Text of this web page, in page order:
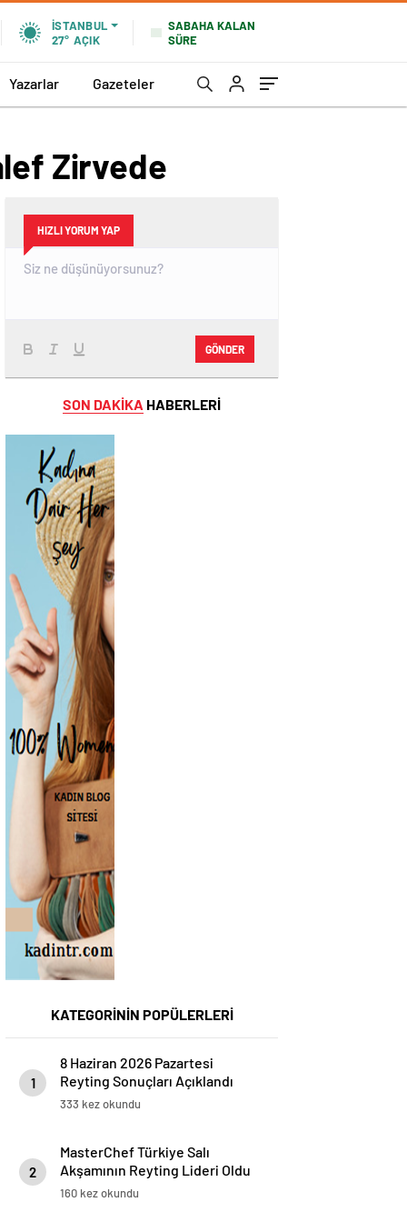
İSTANBUL
27° AÇIK
SABAHA KALAN
SÜRE
Yazarlar Gazeteler
Zirvede
HIZLI YORUM YAP
GÖNDER
SON DAKİKA HABERLERİ
KATEGORİNİN POPÜLERLERİ
1
8 Haziran 2026 Pazartesi
Reyting Sonuçları Açıklandı
333 kez okundu
2
MasterChef Türkiye Salı
Akşamının Reyting Lideri Oldu
160 kez okundu